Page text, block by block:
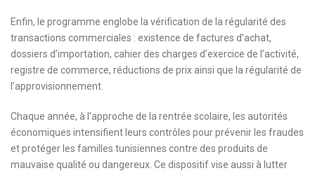
Enfin, le programme englobe la vérification de la régularité des
transactions commerciales : existence de factures d’achat,
dossiers d’importation, cahier des charges d’exercice de l’activité,
registre de commerce, réductions de prix ainsi que la régularité de
l’approvisionnement.
Chaque année, à l’approche de la rentrée scolaire, les autorités
économiques intensifient leurs contrôles pour prévenir les fraudes
et protéger les familles tunisiennes contre des produits de
mauvaise qualité ou dangereux. Ce dispositif vise aussi à lutter